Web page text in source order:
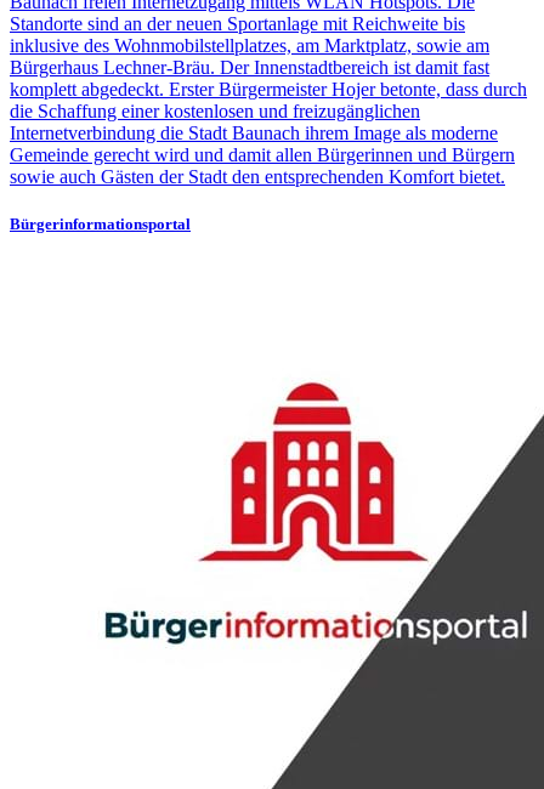
Standorte sind an der neuen Sportanlage mit Reichweite bis
inklusive des Wohnmobilstellplatzes, am Marktplatz, sowie am
Bürgerhaus Lechner-Bräu. Der Innenstadtbereich ist damit fast
komplett abgedeckt. Erster Bürgermeister Hojer betonte, dass durch
die Schaffung einer kostenlosen und freizugänglichen
Internetverbindung die Stadt Baunach ihrem Image als moderne
Gemeinde gerecht wird und damit allen Bürgerinnen und Bürgern
sowie auch Gästen der Stadt den entsprechenden Komfort bietet.
Bürgerinformationsportal